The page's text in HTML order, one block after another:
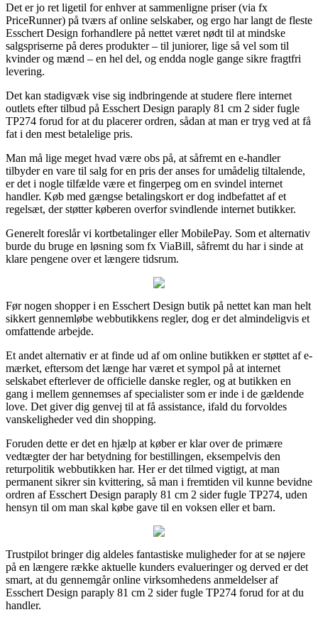
Det er jo ret ligetil for enhver at sammenligne priser (via fx
PriceRunner) på tværs af online selskaber, og ergo har langt de fleste
Esschert Design forhandlere på nettet været nødt til at mindske
salgspriserne på deres produkter – til juniorer, lige så vel som til
kvinder og mænd – en hel del, og endda nogle gange sikre fragtfri
levering.
Det kan stadigvæk vise sig indbringende at studere flere internet
outlets efter tilbud på Esschert Design paraply 81 cm 2 sider fugle
TP274 forud for at du placerer ordren, sådan at man er tryg ved at få
fat i den mest betalelige pris.
Man må lige meget hvad være obs på, at såfremt en e-handler
tilbyder en vare til salg for en pris der anses for umådelig tiltalende,
er det i nogle tilfælde være et fingerpeg om en svindel internet
handler. Køb med gængse betalingskort er dog indbefattet af et
regelsæt, der støtter køberen overfor svindlende internet butikker.
Generelt foreslår vi kortbetalinger eller MobilePay. Som et alternativ
burde du bruge en løsning som fx ViaBill, såfremt du har i sinde at
klare pengene over et længere tidsrum.
Før nogen shopper i en Esschert Design butik på nettet kan man helt
sikkert gennemløbe webbutikkens regler, dog er det almindeligvis et
omfattende arbejde.
Et andet alternativ er at finde ud af om online butikken er støttet af e-
mærket, eftersom det længe har været et sympol på at internet
selskabet efterlever de officielle danske regler, og at butikken en
gang i mellem gennemses af specialister som er inde i de gældende
love. Det giver dig genvej til at få assistance, ifald du forvoldes
vanskeligheder ved din shopping.
Foruden dette er det en hjælp at køber er klar over de primære
vedtægter der har betydning for bestillingen, eksempelvis den
returpolitik webbutikken har. Her er det tilmed vigtigt, at man
permanent sikrer sin kvittering, så man i fremtiden vil kunne bevidne
ordren af Esschert Design paraply 81 cm 2 sider fugle TP274, uden
hensyn til om man skal købe gave til en voksen eller et barn.
Trustpilot bringer dig aldeles fantastiske muligheder for at se nøjere
på en længere række aktuelle kunders evalueringer og derved er det
smart, at du gennemgår online virksomhedens anmeldelser af
Esschert Design paraply 81 cm 2 sider fugle TP274 forud for at du
handler.